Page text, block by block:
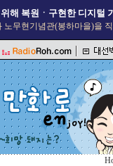
해 복원ㆍ구현한 디지털
노무현기념관(봉하마을)을